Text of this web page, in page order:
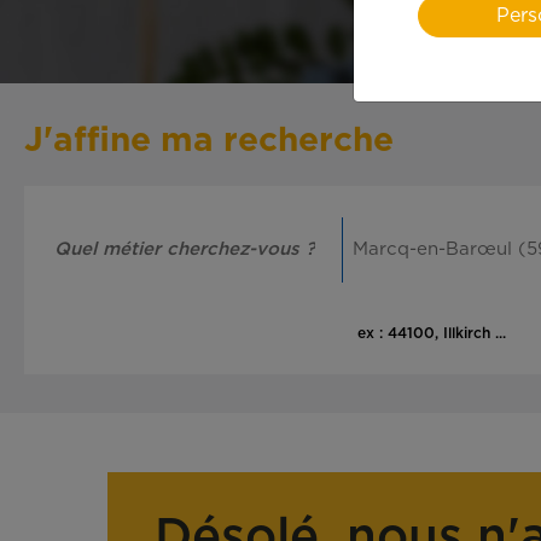
J'affine ma recherche
ex : 44100, Illkirch ...